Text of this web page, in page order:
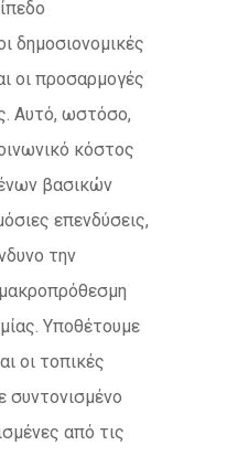
δημοσιονομικές
οι προσαρμογές
Αυτό, ωστόσο,
κόστος
βασικών
επενδύσεις,
την
Υποθέτουμε
οι τοπικές
συντονισμένο
από τις